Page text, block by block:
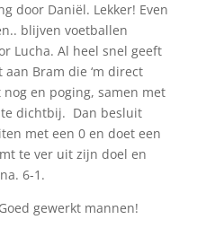
door Daniël. Lekker! Even
blijven voetballen
Lucha. Al heel snel geeft
Bram die ‘m direct
en poging, samen met
dichtbij. Dan besluit
met een 0 en doet een
te ver uit zijn doel en
6-1.
gewerkt mannen!